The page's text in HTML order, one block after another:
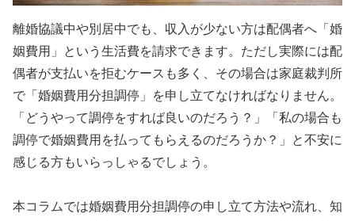
離婚協議中や別居中でも、収入が少ない方は配偶者へ「婚
姻費用」という生活費を請求できます。ただし実際には配
偶者が支払いを拒むケースも多く、その場合は家庭裁判所
で「婚姻費用分担調停」を申し立てなければなりません。
「どうやって調停をすれば良いのだろう？」「私の場合も
調停で婚姻費用を払ってもらえるのだろうか？」と不安に
感じる方もいらっしゃるでしょう。
本コラムでは婚姻費用分担調停の申し立て方法や流れ、知